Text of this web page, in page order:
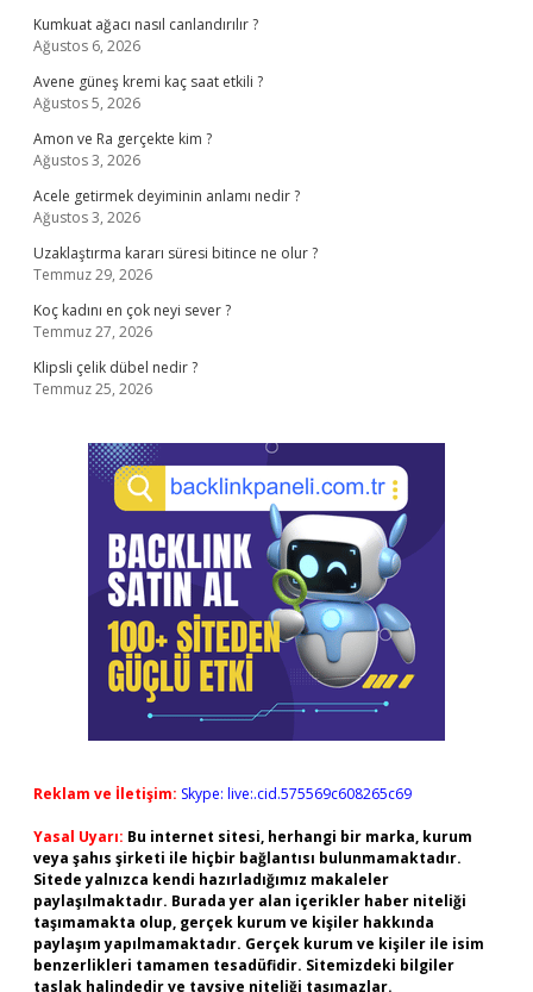
Kumkuat ağacı nasıl canlandırılır ?
Ağustos 6, 2026
Avene güneş kremi kaç saat etkili ?
Ağustos 5, 2026
Amon ve Ra gerçekte kim ?
Ağustos 3, 2026
Acele getirmek deyiminin anlamı nedir ?
Ağustos 3, 2026
Uzaklaştırma kararı süresi bitince ne olur ?
Temmuz 29, 2026
Koç kadını en çok neyi sever ?
Temmuz 27, 2026
Klipsli çelik dübel nedir ?
Temmuz 25, 2026
Reklam ve İletişim: Skype: live:.cid.575569c608265c69
Yasal Uyarı: Bu internet sitesi, herhangi bir marka, kurum
veya şahıs şirketi ile hiçbir bağlantısı bulunmamaktadır.
Sitede yalnızca kendi hazırladığımız makaleler
paylaşılmaktadır. Burada yer alan içerikler haber niteliği
taşımamakta olup, gerçek kurum ve kişiler hakkında
paylaşım yapılmamaktadır. Gerçek kurum ve kişiler ile isim
benzerlikleri tamamen tesadüfidir. Sitemizdeki bilgiler
taslak halindedir ve tavsiye niteliği taşımazlar.